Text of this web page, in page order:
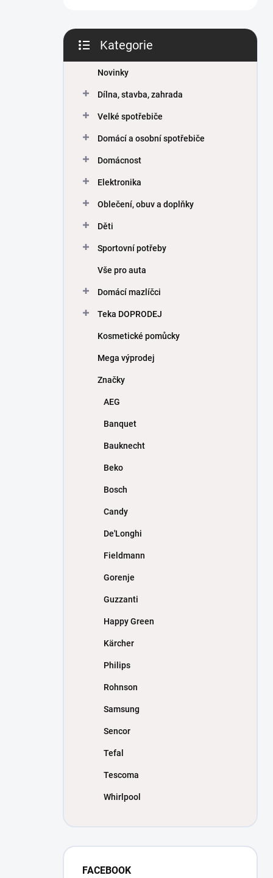
kategorie
Kategorie
Novinky
Dílna, stavba, zahrada
Velké spotřebiče
Domácí a osobní spotřebiče
Domácnost
Elektronika
Oblečení, obuv a doplňky
Děti
Sportovní potřeby
Vše pro auta
Domácí mazlíčci
Teka DOPRODEJ
Kosmetické pomůcky
Mega výprodej
Značky
AEG
Banquet
Bauknecht
Beko
Bosch
Candy
De'Longhi
Fieldmann
Gorenje
Guzzanti
Happy Green
Kärcher
Philips
Rohnson
Samsung
Sencor
Tefal
Tescoma
Whirlpool
FACEBOOK